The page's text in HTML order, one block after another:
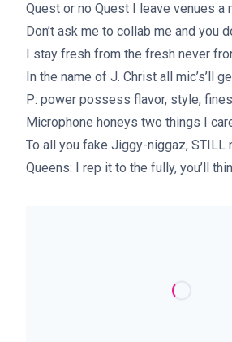
Quest or no Quest I leave venues a
Don’t ask me to collab me and you
I stay fresh from the fresh never
In the name of J. Christ all mic’s’ll
P: power possess flavor, style,
Microphone honeys two things I
To all you fake Jiggy-niggaz, STILL
Queens: I rep it to the fully, you’ll